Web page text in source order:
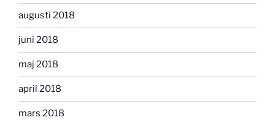
augusti 2018
juni 2018
maj 2018
april 2018
mars 2018